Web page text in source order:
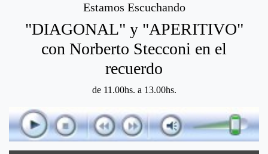
Estamos Escuchando
"DIAGONAL" y "APERITIVO"
con Norberto Stecconi en el
recuerdo
de 11.00hs. a 13.00hs.